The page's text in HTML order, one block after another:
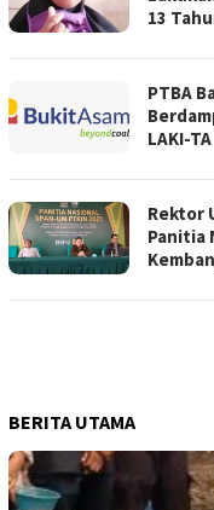
13
PTBA
LAKI-TA
Rektor
Panitia
BERITA UTAMA